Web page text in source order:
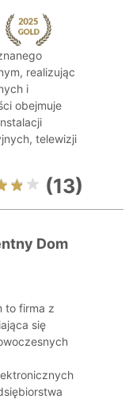
realizując
i
obejmuje
telewizji
(13)
Dom
to firma z
się